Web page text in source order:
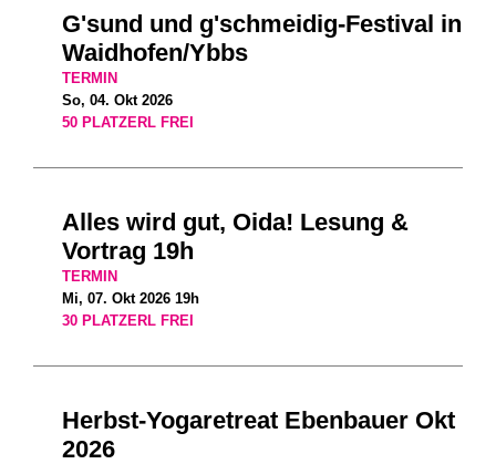
G'sund und g'schmeidig-Festival in
Waidhofen/Ybbs
TERMIN
So, 04. Okt 2026
50 PLATZERL FREI
Alles wird gut, Oida! Lesung &
Vortrag 19h
TERMIN
Mi, 07. Okt 2026 19h
30 PLATZERL FREI
Herbst-Yogaretreat Ebenbauer Okt
2026